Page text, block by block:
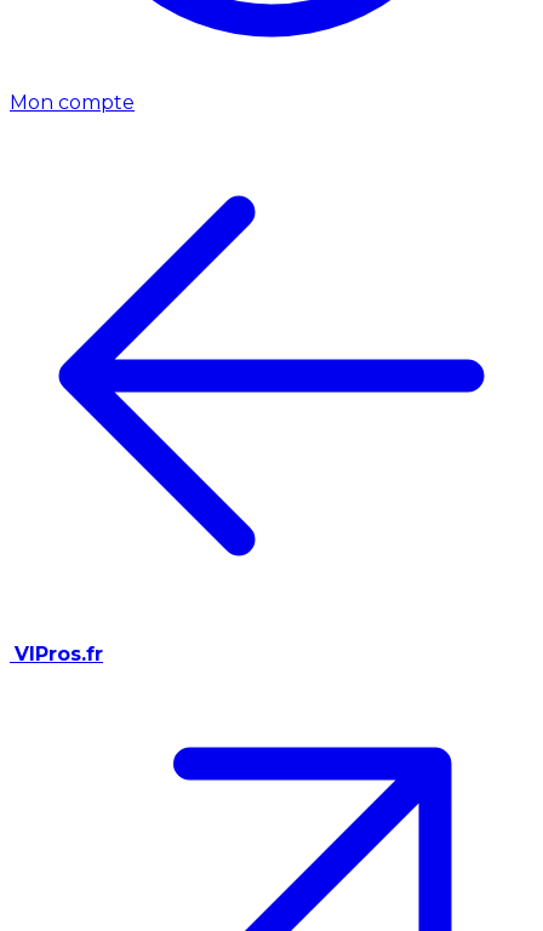
Mon compte
VIPros.fr